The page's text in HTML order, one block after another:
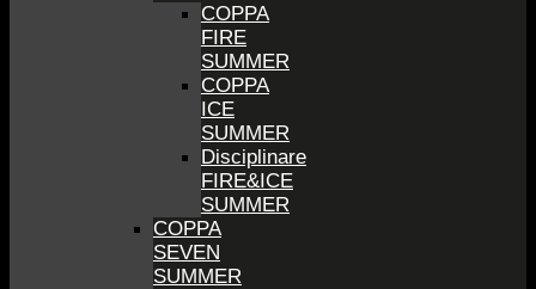
COPPA
FIRE
SUMMER
COPPA
ICE
SUMMER
Disciplinare
FIRE&ICE
SUMMER
COPPA
SEVEN
SUMMER